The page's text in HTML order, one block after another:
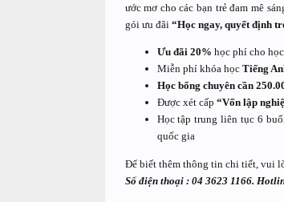
ước mơ cho các bạn trẻ đam mê
gói ưu đãi “Học ngay, quyết định
Ưu đãi 20% học phí cho
Miễn phí khóa học Tiếng
Học bổng chuyên cần
Được xét cấp “Vốn lập
Học tập trung liên tục 6
quốc gia
Để biết thêm thông tin chi tiết, vui
Số điện thoại : 04 3623 1166.